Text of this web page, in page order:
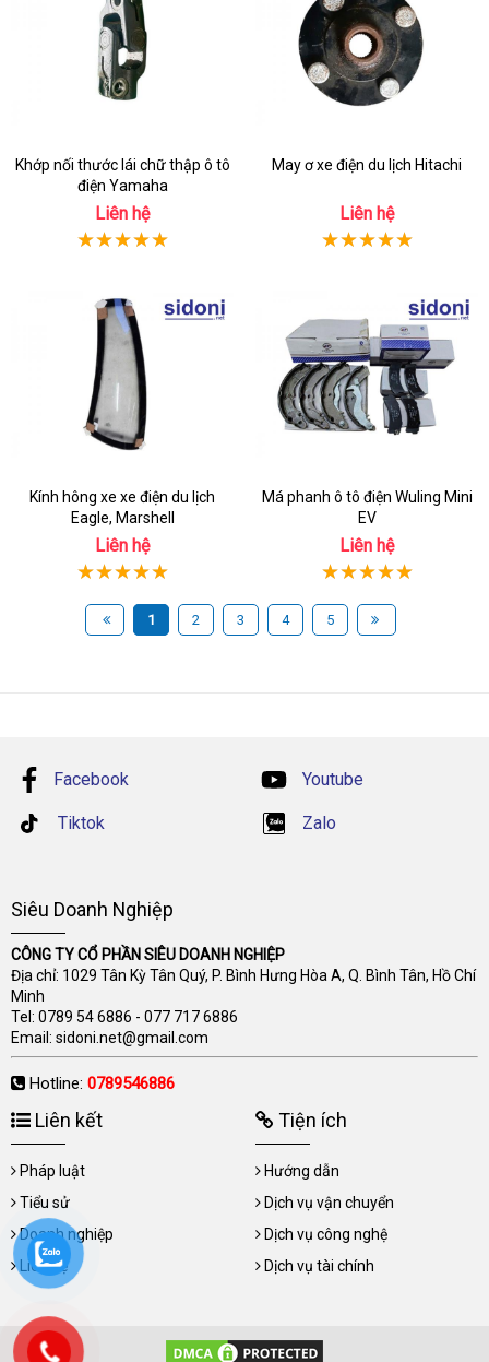
Khớp nối thước lái chữ thập ô tô
điện Yamaha
Liên hệ
May ơ xe điện du lịch Hitachi
Liên hệ
Kính hông xe xe điện du lịch
Eagle, Marshell
Liên hệ
Má phanh ô tô điện Wuling Mini
EV
Liên hệ
1 2 3 4 5
Facebook Youtube
Tiktok Zalo
Siêu Doanh Nghiệp
CÔNG TY CỔ PHẦN SIÊU DOANH NGHIỆP
Địa chỉ: 1029 Tân Kỳ Tân Quý, P. Bình Hưng Hòa A, Q. Bình Tân, Hồ Chí
Minh
Tel: 0789 54 6886 - 077 717 6886
Email: sidoni.net@gmail.com
Hotline: 0789546886
Liên kết
Pháp luật
Tiểu sử
Doanh nghiệp
Liên hệ
Tiện ích
Hướng dẫn
Dịch vụ vận chuyển
Dịch vụ công nghệ
Dịch vụ tài chính